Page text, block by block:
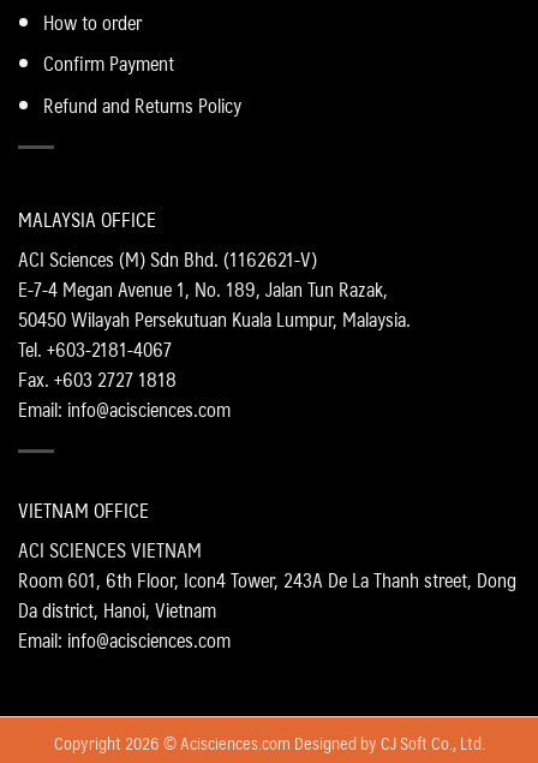
MALAYSIA OFFICE
ACI Sciences (M) Sdn Bhd. (1162621-V)
E-7-4 Megan Avenue 1, No. 189, Jalan Tun Razak,
50450 Wilayah Persekutuan Kuala Lumpur, Malaysia.
Tel. +603-2181-4067
Fax. +603 2727 1818
Email: info@acisciences.com
VIETNAM OFFICE
ACI SCIENCES VIETNAM
Room 601, 6th Floor, Icon4 Tower, 243A De La Thanh street, Dong
Da district, Hanoi, Vietnam
Email: info@acisciences.com
How to order
Confirm Payment
Refund and Returns Policy
Copyright 2026 © Acisciences.com Designed byCJ Soft Co., Ltd.